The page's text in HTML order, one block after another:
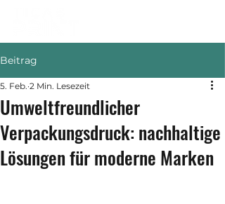
Beitrag
Umweltfreundlicher
Verpackungsdruck: nachhaltige
Lösungen für moderne Marken
5. Feb. 2 Min. Lesezeit